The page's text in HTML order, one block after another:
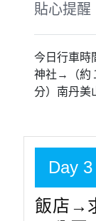
貼心提醒
今日行車時
神社→（約
分）南丹
Day 3
飯店→